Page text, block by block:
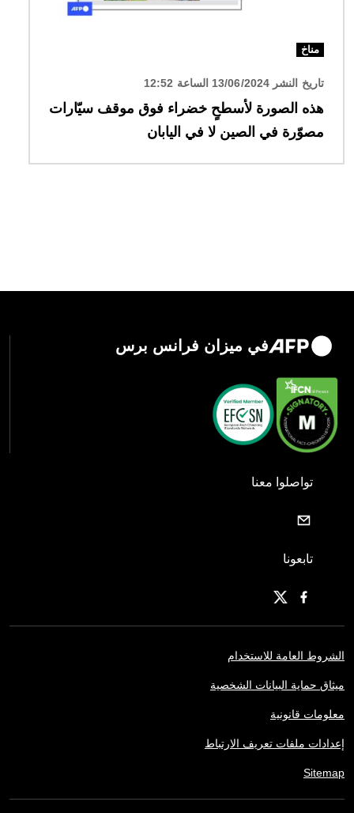
مناخ
تاريخ النشر 13/06/2024 الساعة 12:52
هذه الصورة لأسطحٍ خضراء فوق موقف سيّارات
مصوّرة في الصين لا في اليابان
في ميزان فرانس برس
تواصلوا معنا
تابعونا
الشروط العامة للاستخدام
ميثاق حماية البيانات الشخصية
معلومات قانونية
إعدادات ملفات تعريف الارتباط
Sitemap